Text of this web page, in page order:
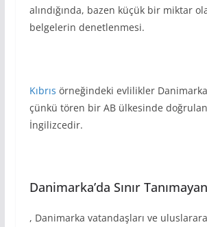
alındığında, bazen küçük bir miktar
belgelerin denetlenmesi.
Kıbrıs örneğindeki evlilikler
çünkü tören bir AB ülkesinde
İngilizcedir.
Danimarka’da Sınır
, Danimarka vatandaşları ve